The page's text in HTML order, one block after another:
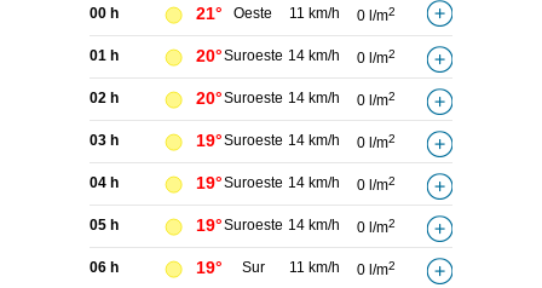
00 h 21° Oeste 11 km/h 0 l/m2
01 h 20°Suroeste 14 km/h 0 l/m2
02 h 20°Suroeste 14 km/h 0 l/m2
03 h 19°Suroeste 14 km/h 0 l/m2
04 h 19°Suroeste 14 km/h 0 l/m2
05 h 19°Suroeste 14 km/h 0 l/m2
06 h 19° Sur 11 km/h 0 l/m2